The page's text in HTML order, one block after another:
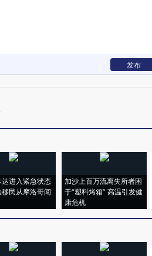
发布
进入紧急状态
民从摩洛哥闯
加沙上百万流离失所者困
于“塑料烤箱” 高温引发健
康危机